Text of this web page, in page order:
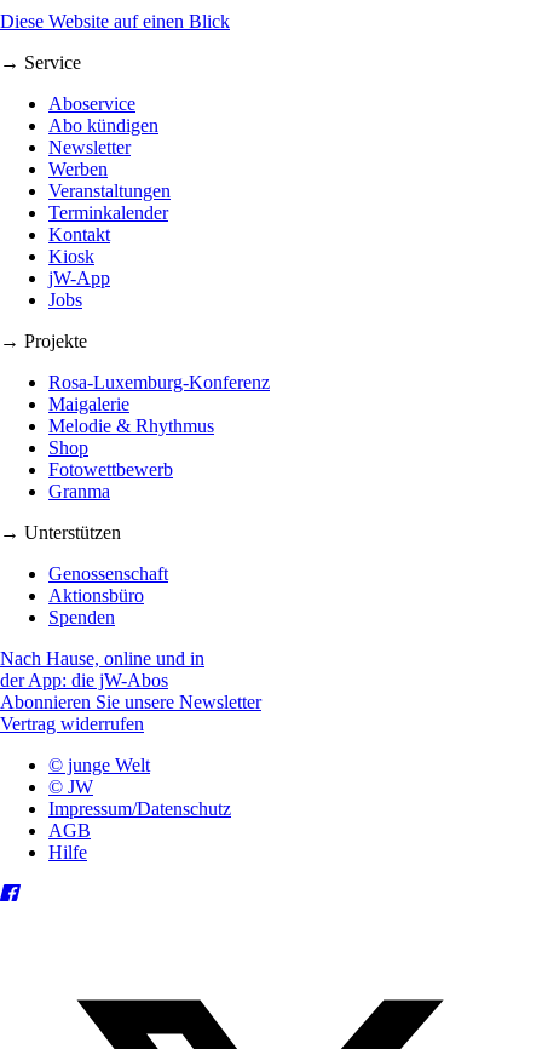
Diese Website auf einen Blick
→ Service
Aboservice
Abo kündigen
Newsletter
Werben
Veranstaltungen
Terminkalender
Kontakt
Kiosk
jW-App
Jobs
→ Projekte
Rosa-Luxemburg-Konferenz
Maigalerie
Melodie & Rhythmus
Shop
Fotowettbewerb
Granma
→ Unterstützen
Genossenschaft
Aktionsbüro
Spenden
Nach Hause, online und in
der App: die jW-Abos
Abonnieren Sie unsere Newsletter
Vertrag widerrufen
© junge Welt
© JW
Impressum/Datenschutz
AGB
Hilfe